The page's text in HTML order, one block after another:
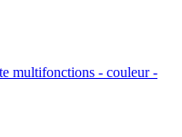
multifonctions - couleur -